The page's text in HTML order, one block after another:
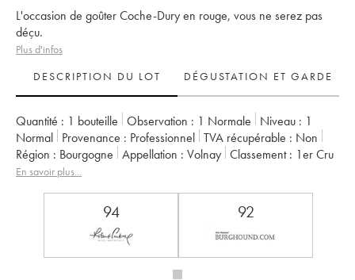
L'occasion de goûter Coche-Dury en rouge, vous ne serez pas
déçu.
Plus d'infos
DESCRIPTION DU LOT
DÉGUSTATION ET GARDE
Quantité : 1 bouteille Observation : 1 Normale Niveau : 1
Normal
Provenance : professionnel TVA récupérable :
non
Région :
Bourgogne Appellation : Volnay Classement :
1er Cru
Propriétaire :
En savoir plus...
94 92